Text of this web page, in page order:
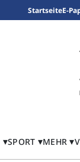
StartseiteE-
SPORT MEHR